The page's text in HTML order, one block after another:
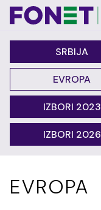
SRBIJA
EVROPA
IZBORI 2023
IZBORI 2026
EVROPA